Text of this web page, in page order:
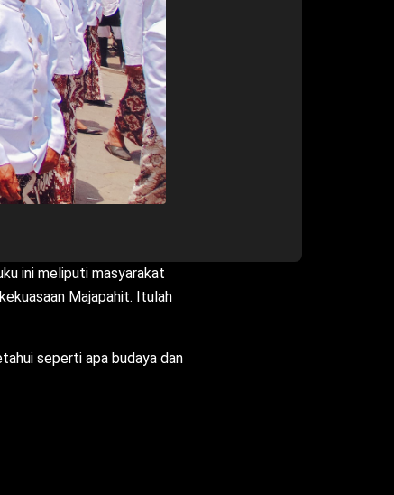
ini meliputi masyarakat
Majapahit. Itulah
seperti apa budaya dan